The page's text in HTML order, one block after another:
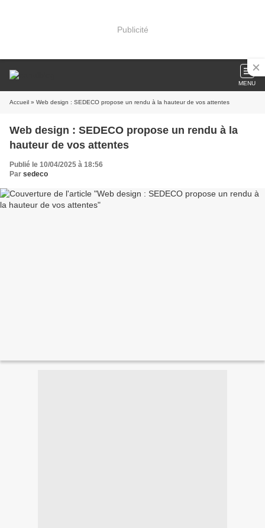
Publicité
MENU
Accueil » Web design : SEDECO propose un rendu à la hauteur de vos attentes
Web design : SEDECO propose un rendu à la
hauteur de vos attentes
Publié le 10/04/2025 à 18:56
Par sedeco